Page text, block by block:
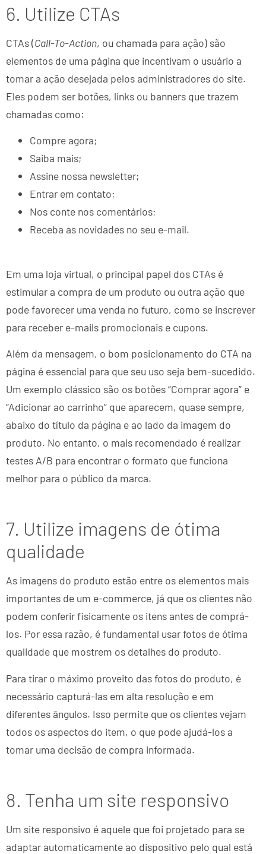
6. Utilize CTAs
CTAs (Call-To-Action, ou chamada para ação) são
elementos de uma página que incentivam o usuário a
tomar a ação desejada pelos administradores do site.
Eles podem ser botões, links ou banners que trazem
chamadas como:
Compre agora;
Saiba mais;
Assine nossa newsletter;
Entrar em contato;
Nos conte nos comentários;
Receba as novidades no seu e-mail.
Em uma loja virtual, o principal papel dos CTAs é
estimular a compra de um produto ou outra ação que
pode favorecer uma venda no futuro, como se inscrever
para receber e-mails promocionais e cupons.
Além da mensagem, o bom posicionamento do CTA na
página é essencial para que seu uso seja bem-sucedido.
Um exemplo clássico são os botões “Comprar agora” e
“Adicionar ao carrinho” que aparecem, quase sempre,
abaixo do título da página e ao lado da imagem do
produto. No entanto, o mais recomendado é realizar
testes A/B para encontrar o formato que funciona
melhor para o público da marca.
7. Utilize imagens de ótima
qualidade
As imagens do produto estão entre os elementos mais
importantes de um e-commerce, já que os clientes não
podem conferir fisicamente os itens antes de comprá-
los. Por essa razão, é fundamental usar fotos de ótima
qualidade que mostrem os detalhes do produto.
Para tirar o máximo proveito das fotos do produto, é
necessário capturá-las em alta resolução e em
diferentes ângulos. Isso permite que os clientes vejam
todos os aspectos do item, o que pode ajudá-los a
tomar uma decisão de compra informada.
8. Tenha um site responsivo
Um site responsivo é aquele que foi projetado para se
adaptar automaticamente ao dispositivo pelo qual está